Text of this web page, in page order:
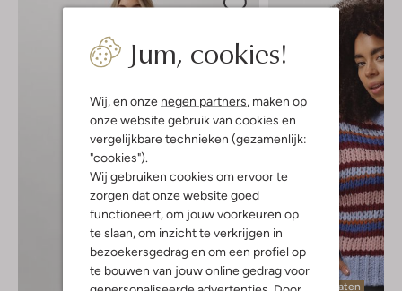
Jum, cookies!
Wij, en onze negen partners , maken op
onze website gebruik van cookies en
vergelijkbare technieken (gezamenlijk:
"cookies").
Wij gebruiken cookies om ervoor te
zorgen dat onze website goed
functioneert, om jouw voorkeuren op
te slaan, om inzicht te verkrijgen in
bezoekersgedrag en om een profiel op
te bouwen van jouw online gedrag voor
Laatste maten